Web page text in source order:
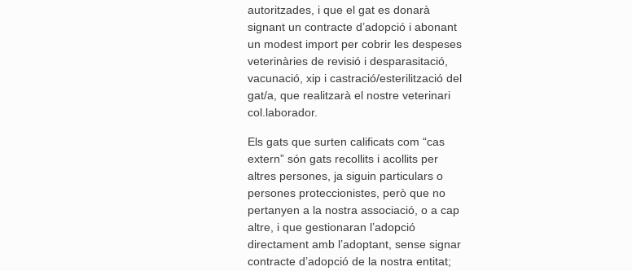
autoritzades, i que el gat es donarà
signant un contracte d’adopció i abonant
un modest import per cobrir les despeses
veterinàries de revisió i desparasitació,
vacunació, xip i castració/esterilització del
gat/a, que realitzarà el nostre veterinari
col.laborador.
Els gats que surten calificats com “cas
extern” són gats recollits i acollits per
altres persones, ja siguin particulars o
persones proteccionistes, però que no
pertanyen a la nostra associació, o a cap
altre, i que gestionaran l’adopció
directament amb l’adoptant, sense signar
contracte d’adopció de la nostra entitat;